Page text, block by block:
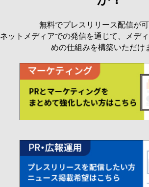
無料でプレスリリース配信が可
ネットメディアでの発信を通じて、メデ
めの仕組みを構築いただけ